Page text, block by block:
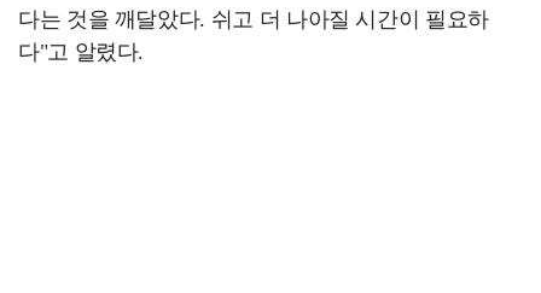
다는 것을 깨달았다. 쉬고 더 나아질 시간이 필요하
다"고 알렸다.